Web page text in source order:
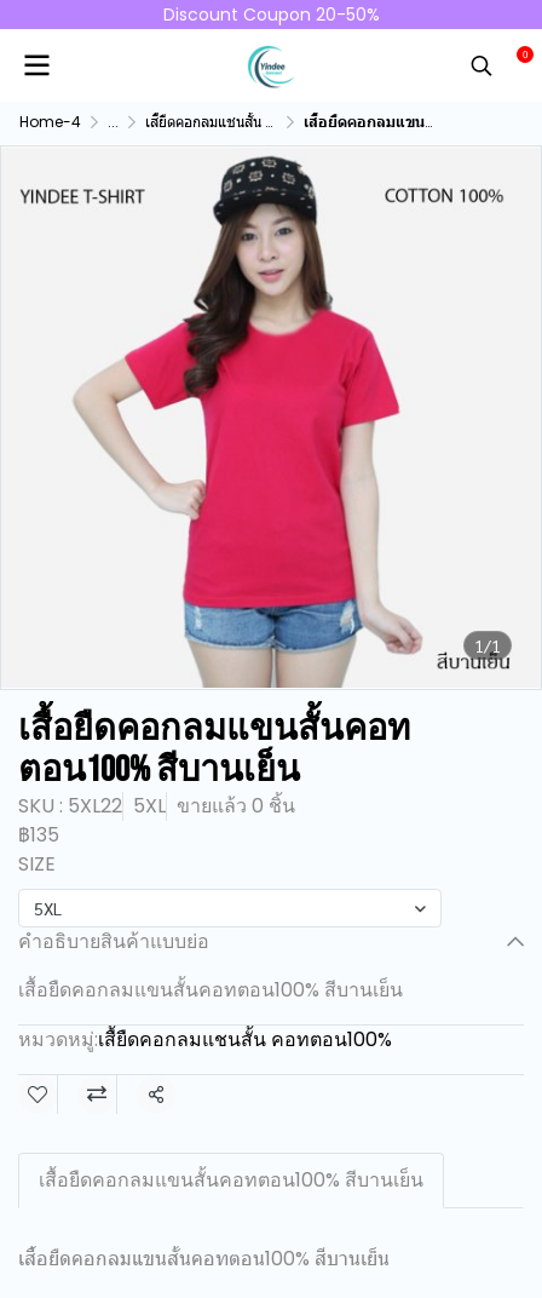
Discount Coupon 20-50%
0
Home-4 ... เสื้ยืดคอกลมแชนสั้น คอทตอน100% เสื้อยืดคอกลมแขนสั้นคอทตอน100% สีบานเย็น
1/1
เสื้อยืดคอกลมแขนสั้นคอท
ตอน100% สีบานเย็น
SKU : 5XL22 5XL ขายแล้ว 0 ชิ้น
฿135
SIZE
5XL
คำอธิบายสินค้าแบบย่อ
เสื้อยืดคอกลมแขนสั้นคอทตอน100% สีบานเย็น
หมวดหมู่:เสื้ยืดคอกลมแชนสั้น คอทตอน100%
แชร์
เสื้อยืดคอกลมแขนสั้นคอทตอน100% สีบานเย็น
เสื้อยืดคอกลมแขนสั้นคอทตอน100% สีบานเย็น